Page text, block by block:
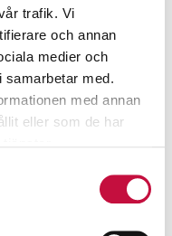
trafik. Vi
och annan
medier och
samarbetar med.
med annan
eller som de har